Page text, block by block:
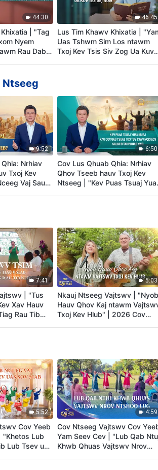
44:30
| "Tag
Nyem
Rau Dab
46:45
Lus Tim Khawv Khixatia |
Uas Tshwm Sim Los ntawm
Txoj Kev Tsis Siv Zog Ua Kuv
Ntseeg
9:52
Nrhiav
Txoj Kev
Vaj Saum
6:50
Cov Lus Qhuab Qhia: Nrhiav
Qhov Tseeb hauv Txoj Kev
Ntseeg | "Kev Puas Tsuaj
7:41
| "Tus
Xav Hauv
Rau Tib
5:03
Nkauj Ntseeg Vajtswv | "Nyob
Hauv Qhov Kaj ntawm
Txoj Kev Hlub" | 2026 Cov
5:52
Cov Yeeb
"Khetos Lub
Lub Tsev uas
4:59
Cov Ntseeg Vajtswv Cov
Yam Seev Cev | "Lub Qab
Khwb Qhuas Vajtswv Nrov